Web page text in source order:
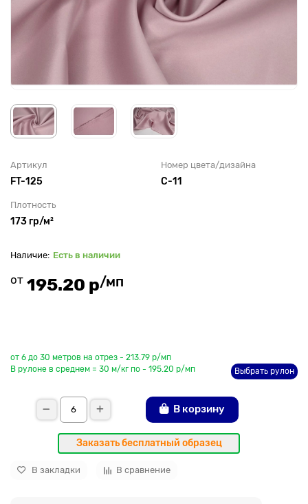
Артикул
FT-125
Номер цвета/дизайна
C-11
Плотность
173 гр/м²
Есть в наличии
от 195.20 р/мп
от 6 до 30 метров на отрез - 213.79 р/мп
В рулоне в среднем = 30 м/кг по - 195.20 р/мп
Выбрать рулон
В корзину
Заказать бесплатный образец
В закладки В сравнение